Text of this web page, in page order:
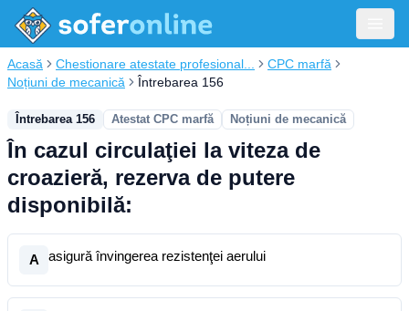
Acasă Chestionare atestate profesional...
CPC marfă
Noțiuni de mecanică
Întrebarea 156
Întrebarea 156 Atestat CPC marfă Noțiuni de mecanică
În cazul circulaţiei la viteza de
croazieră, rezerva de putere
disponibilă:
A asigură învingerea rezistenţei aerului